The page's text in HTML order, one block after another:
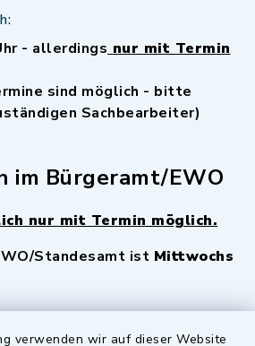
verwenden wir auf dieser Website
- allerdings nur mit Termin
sind möglich - bitte
Sachbearbeiter)
im Bürgeramt/EWO
nur mit Termin möglich.
Standesamt ist Mittwochs